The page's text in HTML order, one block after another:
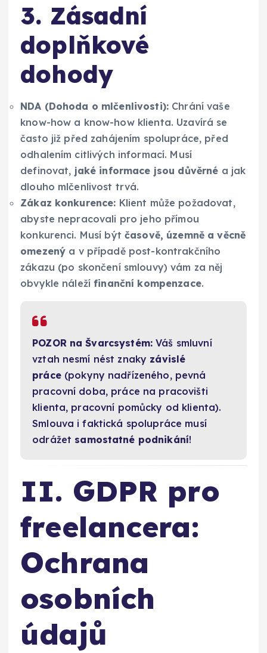
3. Zásadní
doplňkové
dohody
NDA (Dohoda o mlčenlivosti): Chrání vaše
know-how a know-how klienta. Uzavírá se
často již před zahájením spolupráce, před
odhalením citlivých informací. Musí
definovat, jaké informace jsou důvěrné a jak
dlouho mlčenlivost trvá.
Zákaz konkurence: Klient může požadovat,
abyste nepracovali pro jeho přímou
konkurenci. Musí býtčasově, územně a věcně
omezený a v případě post-kontrakčního
zákazu (po skončení smlouvy) vám za něj
obvykle náležífinanční kompenzace.
POZOR na Švarcsystém: Váš smluvní
vztah nesmí nést znaky závislé
práce(pokyny nadřízeného, pevná
pracovní doba, práce na pracovišti
klienta, pracovní pomůcky od klienta).
Smlouva i faktická spolupráce musí
odrážet samostatné podnikání!
II. GDPR pro
freelancera:
Ochrana
osobních
údajů